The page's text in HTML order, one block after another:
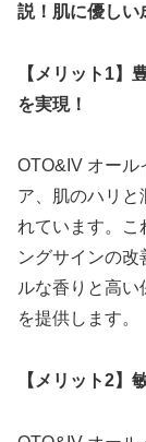
説！肌に優しい
【メリット1】
を実現！
OTO&IV オール
ア、肌のハリと
れています。こ
ングサインの
ルな香りと高
を提供します。
【メリット2】